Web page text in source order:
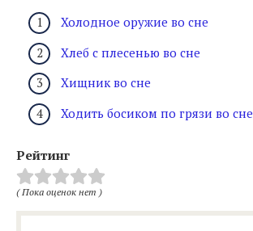
Холодное оружие во сне
Хлеб с плесенью во сне
Хищник во сне
Ходить босиком по грязи во сне
Рейтинг
( Пока оценок нет )